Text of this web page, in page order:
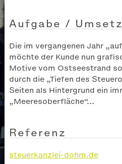
Aufgabe /
Die im vergangenen Jahr
möchte der Kunde nun
Motive vom Ostseestrand
durch die „Tiefen des
Seiten als Hintergrund ein
„Meeresoberfläche“…
Referenz
steuerkanzlei-dohm.de